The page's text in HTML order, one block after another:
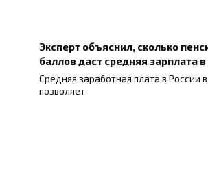
Эксперт объяснил, сколько
баллов даст средняя зарплата
Средняя заработная плата в России
позволяет